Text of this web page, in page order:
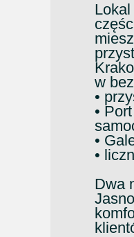
w
•
•
•
•
Dwa